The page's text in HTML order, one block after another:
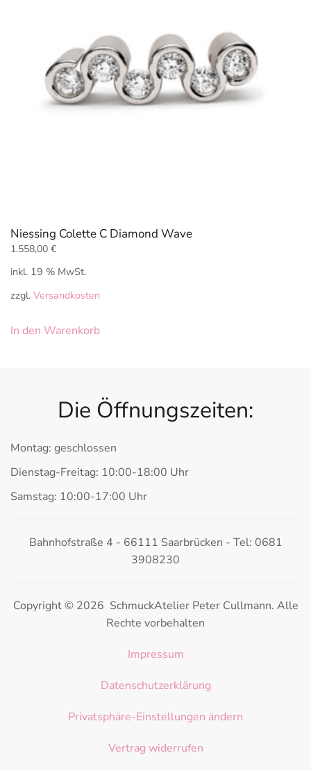
Niessing Colette C Diamond Wave
1.558,00 €
inkl. 19 % MwSt.
zzgl. Versandkosten
In den Warenkorb
Die Öffnungszeiten:
Montag: geschlossen
Dienstag-Freitag: 10:00-18:00 Uhr
Samstag: 10:00-17:00 Uhr
Bahnhofstraße 4 - 66111 Saarbrücken - Tel: 0681
3908230
Copyright © 2026 SchmuckAtelier Peter Cullmann. Alle
Rechte vorbehalten
Impressum
Datenschutzerklärung
Privatsphäre-Einstellungen ändern
Vertrag widerrufen